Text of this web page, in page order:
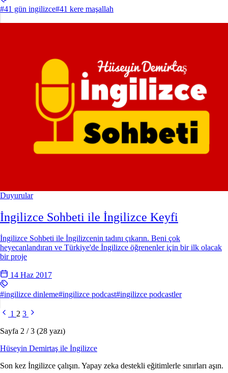
#41 gün ingilizce#41 kere maşallah
Duyurular
İngilizce Sohbeti ile İngilizce Keyfi
İngilizce Sohbeti ile İngilizcenin tadını çıkarın. Beni çok
heyecanlandıran ve Türkiye'de İngilizce öğrenenler için bir ilk olacak
bir proje
14 Haz 2017
#ingilizce dinleme#ingilizce podcast#ingilizce podcastler
1 2 3
Sayfa 2 / 3 (28 yazı)
Hüseyin Demirtaş ile İngilizce
Son kez İngilizce çalışın. Yapay zeka destekli eğitimlerle sınırları aşın.